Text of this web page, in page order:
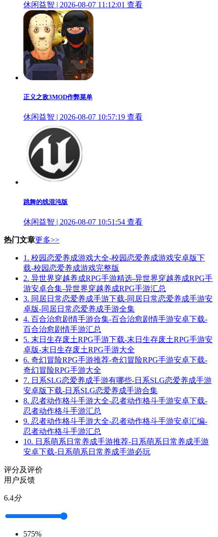
休闲益智 | 2026-08-07 11:12:01 查看
正义之敌3MOD作弊菜单
休闲益智 | 2026-08-07 10:57:19 查看
跳舞的线混沌版
休闲益智 | 2026-08-07 10:51:54 查看
热门文章更多>>
1. 校园恋爱养成游戏大全-校园恋爱养成游戏安卓版下
载-校园恋爱养成游戏完整版
2. 异世界穿越养成RPG手游精选-异世界穿越养成RPG手
游安卓合集-异世界穿越养成RPG手游汇总
3. 同居日常恋爱养成手游下载-同居日常恋爱养成手游安
卓版-同居日常恋爱养成手游全集
4. 百合治愈剧情手游合集-百合治愈剧情手游安卓下载-
百合治愈剧情手游汇总
5. 末日生存废土RPG手游下载-末日生存废土RPG手游安
卓版-末日生存废土RPG手游大全
6. 奇幻冒险RPG手游推荐-奇幻冒险RPG手游安卓下载-
奇幻冒险RPG手游大全
7. 日系SLG恋爱养成手游有哪些-日系SLG恋爱养成手游
安卓版下载-日系SLG恋爱养成手游合集
8. 忍者动作格斗手游大全-忍者动作格斗手游安卓下载-
忍者动作格斗手游汇总
9. 忍者动作格斗手游大全-忍者动作格斗手游安卓汇编-
忍者动作格斗手游汇总
10. 日系萌系日常养成手游推荐-日系萌系日常养成手游
安卓下载-日系萌系日常养成手游必玩
评分及评价
用户反馈
6.4分
575%